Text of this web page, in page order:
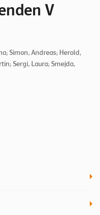
V
Simon, Andreas; Herold,
Sergi, Laura; Smejda,